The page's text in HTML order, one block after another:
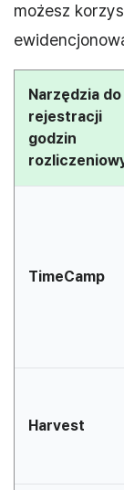
możesz
Narzędzia do
rejestracji
godzin
TimeCamp
Harvest